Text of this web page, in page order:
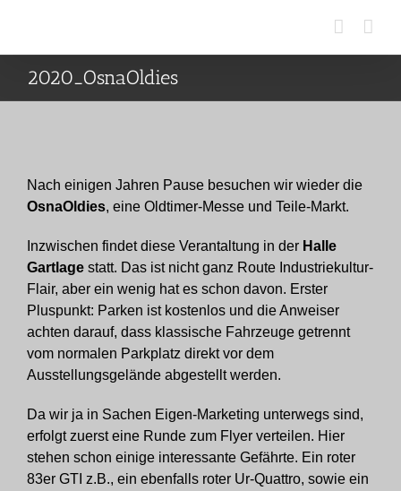
springen
2020_OsnaOldies
Nach einigen Jahren Pause besuchen wir wieder die
OsnaOldies, eine Oldtimer-Messe und Teile-Markt.
Inzwischen findet diese Verantaltung in der Halle
Gartlage statt. Das ist nicht ganz Route Industriekultur-
Flair, aber ein wenig hat es schon davon. Erster
Pluspunkt: Parken ist kostenlos und die Anweiser
achten darauf, dass klassische Fahrzeuge getrennt
vom normalen Parkplatz direkt vor dem
Ausstellungsgelände abgestellt werden.
Da wir ja in Sachen Eigen-Marketing unterwegs sind,
erfolgt zuerst eine Runde zum Flyer verteilen. Hier
stehen schon einige interessante Gefährte. Ein roter
83er GTI z.B., ein ebenfalls roter Ur-Quattro, sowie ein